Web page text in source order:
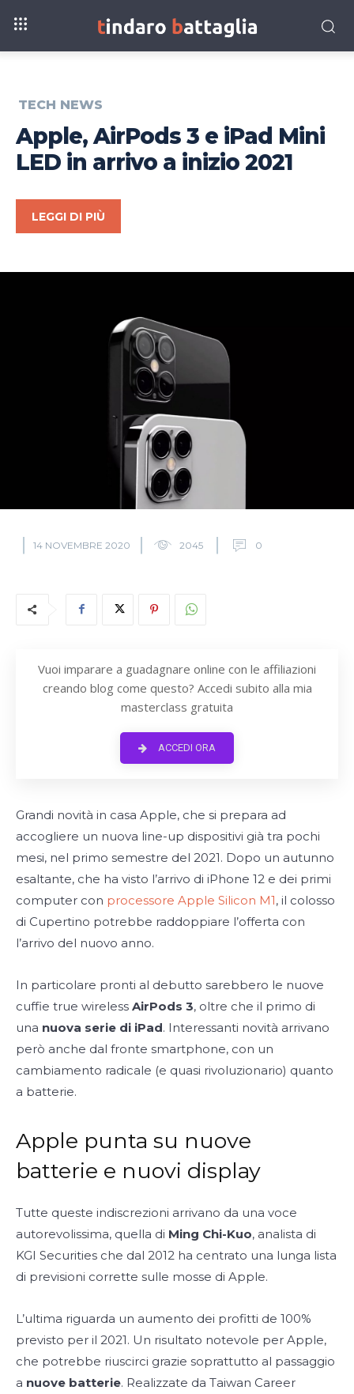
TECH NEWS
Apple, AirPods 3 e iPad Mini
LED in arrivo a inizio 2021
LEGGI DI PIÙ
14 NOVEMBRE 2020 2045 0
Vuoi imparare a guadagnare online con le affiliazioni
creando blog come questo? Accedi subito alla mia
masterclass gratuita
ACCEDI ORA
Grandi novità in casa Apple, che si prepara ad
accogliere un nuova line-up dispositivi già tra pochi
mesi, nel primo semestre del 2021. Dopo un autunno
esaltante, che ha visto l’arrivo di iPhone 12 e dei primi
computer con processore Apple Silicon M1, il colosso
di Cupertino potrebbe raddoppiare l’offerta con
l’arrivo del nuovo anno.
In particolare pronti al debutto sarebbero le nuove
cuffie true wireless AirPods 3, oltre che il primo di
una nuova serie di iPad. Interessanti novità arrivano
però anche dal fronte smartphone, con un
cambiamento radicale (e quasi rivoluzionario) quanto
a batterie.
Apple punta su nuove
batterie e nuovi display
Tutte queste indiscrezioni arrivano da una voce
autorevolissima, quella di Ming Chi-Kuo, analista di
KGI Securities che dal 2012 ha centrato una lunga lista
di previsioni corrette sulle mosse di Apple.
L’ultima riguarda un aumento dei profitti de 100%
previsto per il 2021. Un risultato notevole per Apple,
che potrebbe riuscirci grazie soprattutto al passaggio
a nuove batterie. Realizzate da Taiwan Career